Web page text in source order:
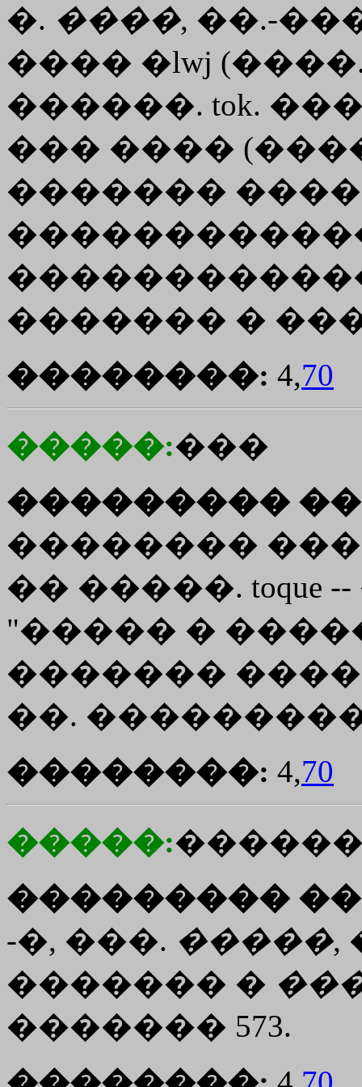
�. ����, ��.-
���� �lwj
������. tok.
��� ����
�������
������� �
��������: 4,70
�����:���
���������
��������
�� �����. toque
"����� �
�������
��. ���������,
��������: 4,70
�����:
���������
-�, ���. �����,
������� �
������� 573.